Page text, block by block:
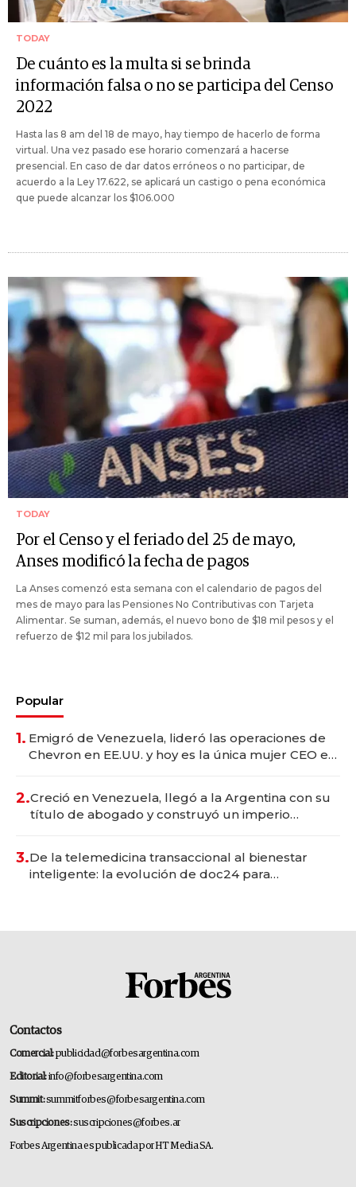
TODAY
De cuánto es la multa si se brinda
información falsa o no se participa del Censo
2022
Hasta las 8 am del 18 de mayo, hay tiempo de hacerlo de forma
virtual. Una vez pasado ese horario comenzará a hacerse
presencial. En caso de dar datos erróneos o no participar, de
acuerdo a la Ley 17.622, se aplicará un castigo o pena económica
que puede alcanzar los $106.000
TODAY
Por el Censo y el feriado del 25 de mayo,
Anses modificó la fecha de pagos
La Anses comenzó esta semana con el calendario de pagos del
mes de mayo para las Pensiones No Contributivas con Tarjeta
Alimentar. Se suman, además, el nuevo bono de $18 mil pesos y el
refuerzo de $12 mil para los jubilados.
Popular
1. Emigró de Venezuela, lideró las operaciones de
Chevron en EE.UU. y hoy es la única mujer CEO en
2.Creció en Venezuela, llegó a la Argentina con su
título de abogado y construyó un imperio
3.De la telemedicina transaccional al bienestar
inteligente: la evolución de doc24 para
Contactos
Comercial:publicidad@forbesargentina.com
Editorial:info@forbesargentina.com
Summit:summitforbes@forbesargentina.com
Suscripciones:suscripciones@forbes.ar
Forbes Argentina es publicada por HT Media SA.